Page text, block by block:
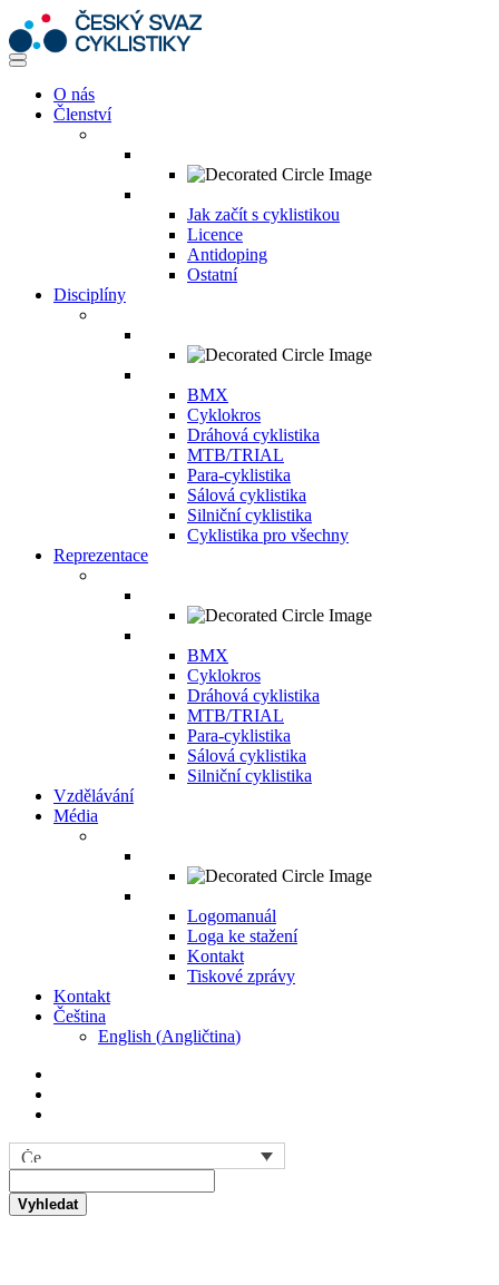
O nás
Členství
Jak začít s cyklistikou
Licence
Antidoping
Ostatní
Disciplíny
BMX
Cyklokros
Dráhová cyklistika
MTB/TRIAL
Para-cyklistika
Sálová cyklistika
Silniční cyklistika
Cyklistika pro všechny
Reprezentace
BMX
Cyklokros
Dráhová cyklistika
MTB/TRIAL
Para-cyklistika
Sálová cyklistika
Silniční cyklistika
Vzdělávání
Média
Logomanuál
Loga ke stažení
Kontakt
Tiskové zprávy
Kontakt
Čeština
English (Angličtina)
Vyhledat